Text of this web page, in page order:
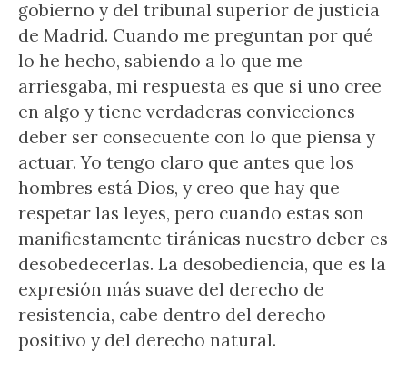
gobierno y del tribunal superior de justicia
de Madrid. Cuando me preguntan por qué
lo he hecho, sabiendo a lo que me
arriesgaba, mi respuesta es que si uno cree
en algo y tiene verdaderas convicciones
deber ser consecuente con lo que piensa y
actuar. Yo tengo claro que antes que los
hombres está Dios, y creo que hay que
respetar las leyes, pero cuando estas son
manifiestamente tiránicas nuestro deber es
desobedecerlas. La desobediencia, que es la
expresión más suave del derecho de
resistencia, cabe dentro del derecho
positivo y del derecho natural.